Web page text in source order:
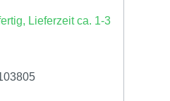
Lieferzeit ca. 1-3